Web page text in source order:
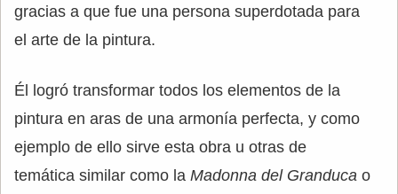
gracias a que fue una persona superdotada para
el arte de la pintura.
Él logró transformar todos los elementos de la
pintura en aras de una armonía perfecta, y como
ejemplo de ello sirve esta obra u otras de
temática similar como la Madonna del Granduca o